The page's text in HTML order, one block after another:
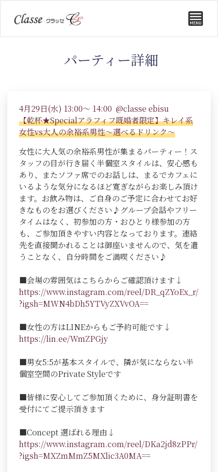
パーティー詳細
4月29日(水) 13:00～ 14:00 @classe ebisu
【乾杯★Specialアラフィフ既婚者限定】キレイ系
女性vs大人の余裕系男性～選べるドリンク～
女性に大人気の余裕系男性が集まるパーティー！ス
タッフの目が行き届く半個室スタイルは、安心感も
あり、またソファ席でのお話しは、まるでカフェに
いるような気分になるほど寛ぎながらお楽しみ頂け
ます。お飲み物は、ご自身のご予定に合わせてお好
きなものをお選びください♪グループ会話やフリー
タイムはなく、初参加の方・おひとり様参加の方
も、ご参加頂きやすい内容となっております。連絡
先を直接聞かれることは御座いませんので、気を遣
うことなく、自分時間をご満喫ください♪
■会場の雰囲気はこちらからご確認頂けます↓
https://www.instagram.com/reel/DR_qZYoEx_r/
?igsh=MWN4bDh5YTVyZXVvOA==
■女性の方はLINEからもご予約可能です↓
https://lin.ee/WmZPGjy
■男女5:5が基本スタイルで、隣が気にならない半
個室空間のPrivate Styleです
■皆様に安心してご参加頂くために、身分証明書を
受付にてご提示頂きます
■Concept 選ばれる理由↓
https://www.instagram.com/reel/DKa2jd8zPPr/
?igsh=MXZmMmZ5MXlic3A0MA==